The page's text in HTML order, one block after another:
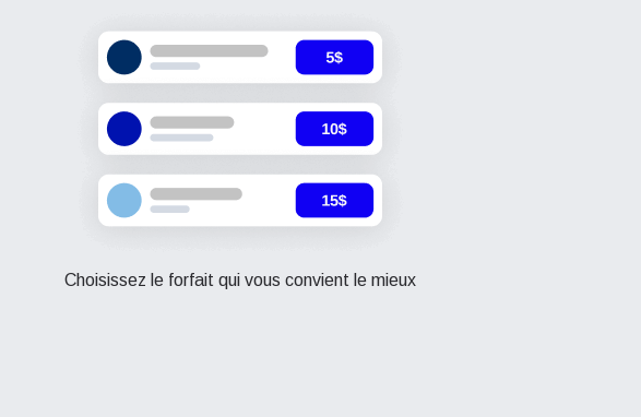
Choisissez le forfait qui vous convient le mieux